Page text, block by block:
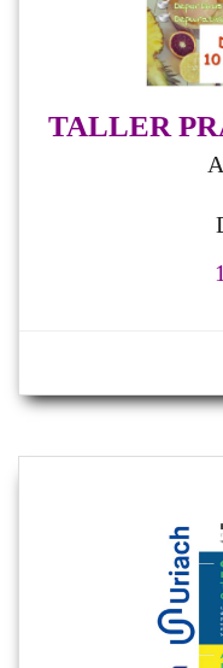
TALLER